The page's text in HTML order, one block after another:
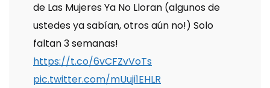
de Las Mujeres Ya No Lloran (algunos de
ustedes ya sabían, otros aún no!) Solo
faltan 3 semanas!
https://t.co/6vCFZvVoTs
pic.twitter.com/mUuji1EHLR